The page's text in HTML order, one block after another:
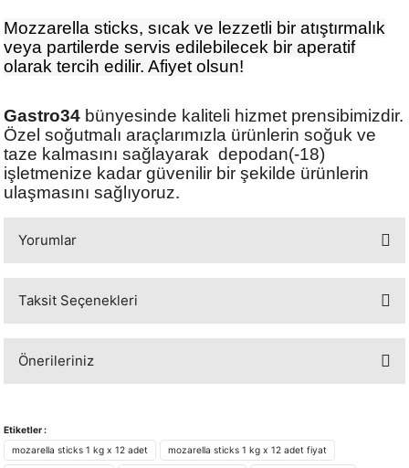
Mozzarella sticks, sıcak ve lezzetli bir atıştırmalık
veya partilerde servis edilebilecek bir aperatif
olarak tercih edilir. Afiyet olsun!
Gastro34 bünyesinde kaliteli hizmet prensibimizdir.
Özel soğutmalı araçlarımızla ürünlerin soğuk ve
taze kalmasını sağlayarak depodan(-18)
işletmenize kadar güvenilir bir şekilde ürünlerin
ulaşmasını sağlıyoruz.
Yorumlar
Taksit Seçenekleri
Önerileriniz
iletebilirsiniz.
Görüş ve önerileriniz için teşekkür ederiz.
Etiketler :
mozarella sticks 1 kg x 12 adet
mozarella sticks 1 kg x 12 adet fiyat